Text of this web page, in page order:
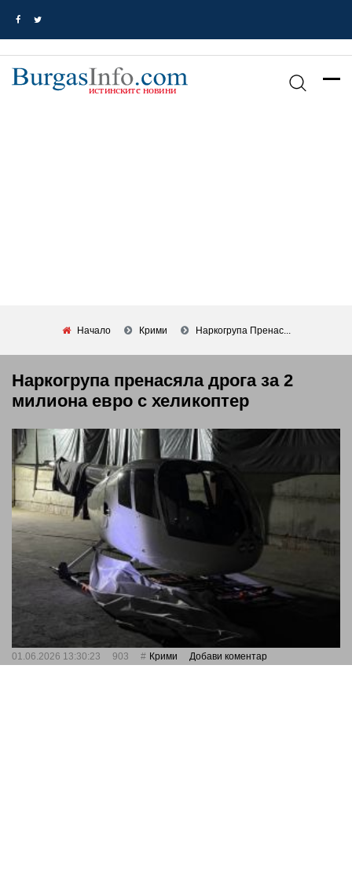
Начало Крими Наркогрупа Пренас...
Наркогрупа пренасяла дрога за 2
милиона евро с хеликоптер
01.06.2026 13:30:23 903 Крими Добави коментар